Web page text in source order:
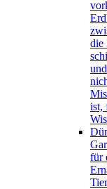
die
ist,
für